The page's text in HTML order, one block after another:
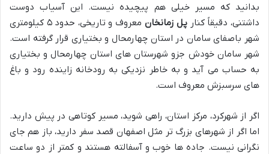
بدانید که مسیر خیلی هم پیچیده نیست. این آسیاب دوست
داشتنی، دقیقاً کنار پل زمانخان
معروف و تاریخی، حدود ۵ کیلومتری
شهر باصفای سامان در استان چهارمحال و بختیاری قرار گرفته است.
شهر سامان خودش جزو شهرستان های استان چهارمحال و بختیاری
به حساب می آید و به خاطر نزدیکی به رودخانه زاینده رود و باغ
های سرسبزش معروف است.
اگر از شهرکرد، مرکز استان، راهی شوید، مسیر کوتاهی در پیش دارید.
اما اگر از شهرهای بزرگ تر مثل اصفهان قصد سفر دارید، باز هم جای
نگرانی نیست. جاده ها خوب و آسفالته هستند و کمتر از دو ساعت